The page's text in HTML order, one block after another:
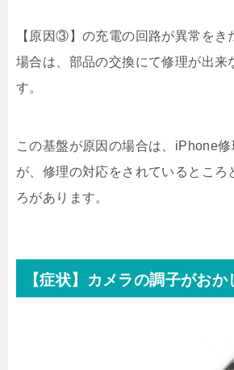
【原因③】の充電の回路が異常をき
場合は、部品の交換にて修理が出来
す。
この基盤が原因の場合は、iPhone
が、修理の対応をされているところ
ろがあります。
【症状】カメラの調子がおか